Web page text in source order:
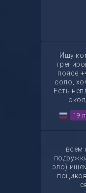
Ищу
поясе
соло,
Есть
денег
Могу
19
всем
эло)